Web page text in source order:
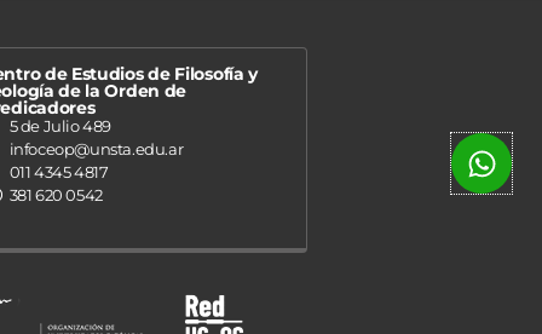
de Estudios de Filosofía y
de la Orden de
5 de Julio 489
infoceop@unsta.edu.ar
011 4345 4817
381 620 0542